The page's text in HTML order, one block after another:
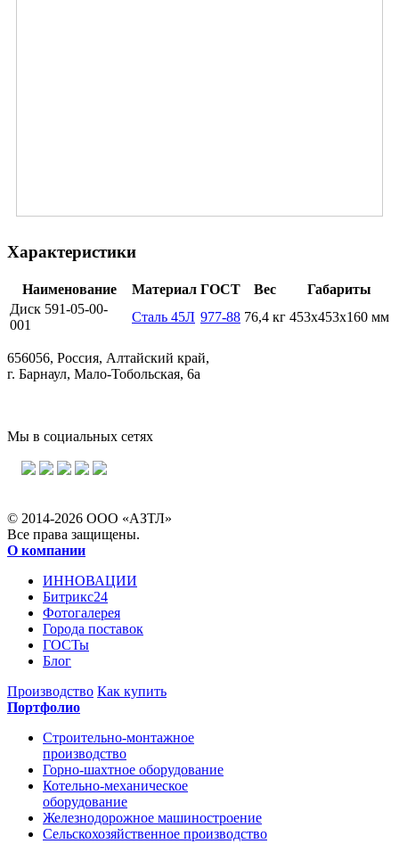
Характеристики
Наименование Материал ГОСТ Вес
Габариты
Диск 591-05-00-
001
Сталь 45Л 977-88 76,4 кг 453х453х160 мм
656056, Россия, Алтайский край,
г. Барнаул, Мало-Тобольская, 6а
Мы в социальных сетях
© 2014-2026 ООО «АЗТЛ»
Все права защищены.
О компании
ИННОВАЦИИ
Битрикс24
Фотогалерея
Города поставок
ГОСТы
Блог
Производство Как купить
Портфолио
Строительно-монтажное
производство
Горно-шахтное оборудование
Котельно-механическое
оборудование
Железнодорожное машиностроение
Сельскохозяйственное производство